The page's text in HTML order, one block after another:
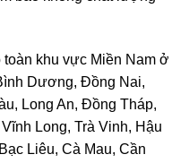
khu vực Miền Nam ở
Dương, Đồng Nai,
Long An, Đồng Tháp,
Long, Trà Vinh, Hậu
Liêu, Cà Mau, Cần